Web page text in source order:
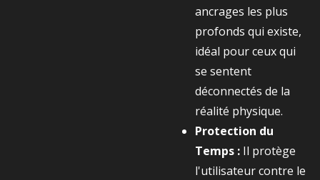
ancrages les plus
profonds qui existe,
idéal pour ceux qui
se sentent
déconnectés de la
réalité physique.
Protection du
Temps : Il protège
l'utilisateur contre le